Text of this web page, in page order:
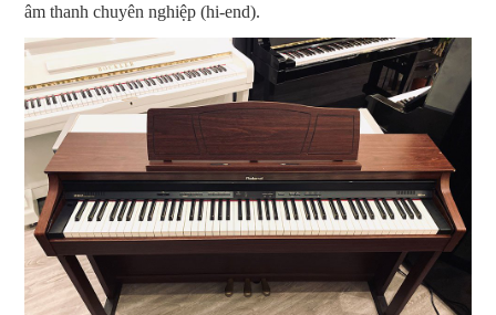
âm thanh chuyên nghiệp (hi-end).